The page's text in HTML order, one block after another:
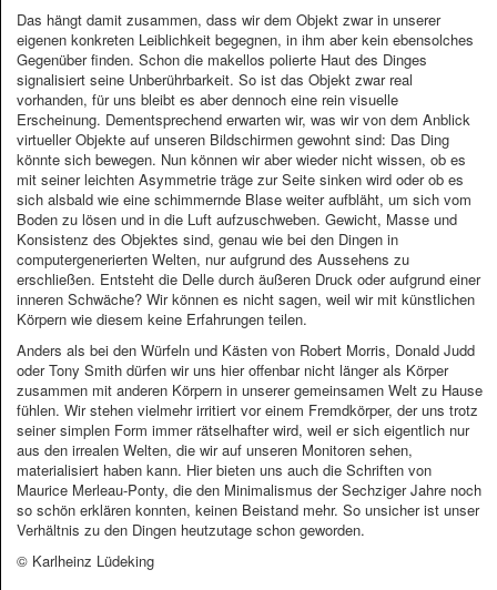
Das hängt damit zusammen, dass wir dem Objekt zwar in unserer
eigenen konkreten Leiblichkeit begegnen, in ihm aber kein ebensolches
Gegenüber finden. Schon die makellos polierte Haut des Dinges
signalisiert seine Unberührbarkeit. So ist das Objekt zwar real
vorhanden, für uns bleibt es aber dennoch eine rein visuelle
Erscheinung. Dementsprechend erwarten wir, was wir von dem Anblick
virtueller Objekte auf unseren Bildschirmen gewohnt sind: Das Ding
könnte sich bewegen. Nun können wir aber wieder nicht wissen, ob es
mit seiner leichten Asymmetrie träge zur Seite sinken wird oder ob es
sich alsbald wie eine schimmernde Blase weiter aufbläht, um sich vom
Boden zu lösen und in die Luft aufzuschweben. Gewicht, Masse und
Konsistenz des Objektes sind, genau wie bei den Dingen in
computergenerierten Welten, nur aufgrund des Aussehens zu
erschließen. Entsteht die Delle durch äußeren Druck oder aufgrund einer
inneren Schwäche? Wir können es nicht sagen, weil wir mit künstlichen
Körpern wie diesem keine Erfahrungen teilen.
Anders als bei den Würfeln und Kästen von Robert Morris, Donald Judd
oder Tony Smith dürfen wir uns hier offenbar nicht länger als Körper
zusammen mit anderen Körpern in unserer gemeinsamen Welt zu Hause
fühlen. Wir stehen vielmehr irritiert vor einem Fremdkörper, der uns trotz
seiner simplen Form immer rätselhafter wird, weil er sich eigentlich nur
aus den irrealen Welten, die wir auf unseren Monitoren sehen,
materialisiert haben kann. Hier bieten uns auch die Schriften von
Maurice Merleau-Ponty, die den Minimalismus der Sechziger Jahre noch
so schön erklären konnten, keinen Beistand mehr. So unsicher ist unser
Verhältnis zu den Dingen heutzutage schon geworden.
© Karlheinz Lüdeking